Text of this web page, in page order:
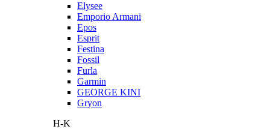
Elysee
Emporio Armani
Epos
Esprit
Festina
Fossil
Furla
Garmin
GEORGE KINI
Gryon
H-K